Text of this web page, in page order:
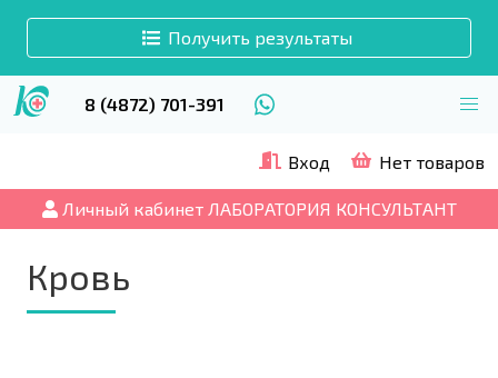
Получить результаты
8 (4872) 701-391
Вход Нет товаров
Личный кабинет ЛАБОРАТОРИЯ КОНСУЛЬТАНТ
Кровь